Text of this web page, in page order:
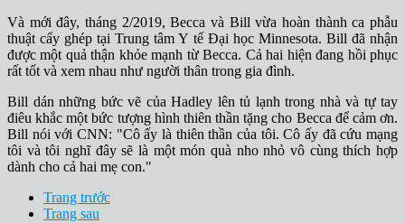
Và mới đây, tháng 2/2019, Becca và Bill vừa hoàn thành ca phẫu
thuật cấy ghép tại Trung tâm Y tế Đại học Minnesota. Bill đã nhận
được một quả thận khỏe mạnh từ Becca. Cả hai hiện đang hồi phục
rất tốt và xem nhau như người thân trong gia đình.
Bill dán những bức vẽ của Hadley lên tủ lạnh trong nhà và tự tay
điêu khắc một bức tượng hình thiên thần tặng cho Becca để cảm ơn.
Bill nói với CNN: "Cô ấy là thiên thần của tôi. Cô ấy đã cứu mạng
tôi và tôi nghĩ đây sẽ là một món quà nho nhỏ vô cùng thích hợp
dành cho cả hai mẹ con."
Trang trước
Trang sau